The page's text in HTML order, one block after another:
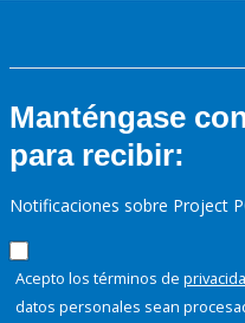
Manténgase
para recibir:
Notificaciones sobre Project
Acepto los términos de
datos personales sean